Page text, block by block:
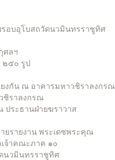
อบอุโบสถวัดนวมินทรราชูทิศ
ศลฯ
๒๕๐ รูป
งกัน ณ อาคารมหาวชิราลงกรณ
ชิราลงกรณ
ประธานฝ่ายฆราวาส
ยรายงาน พระเดชพระคุณ
จ้าคณะภาค ๑๐
นวมินทรราชูทิศ